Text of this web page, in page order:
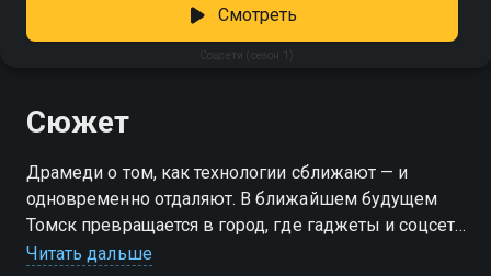
Соцсети (сезон 1)
Смотреть
Сюжет
Драмеди о том, как технологии сближают — и
одновременно отдаляют. В ближайшем будущем
Томск превращается в город, где гаджеты и соцсети
управляют каждым шагом. Персонажи веб-сериала
Читать дальше